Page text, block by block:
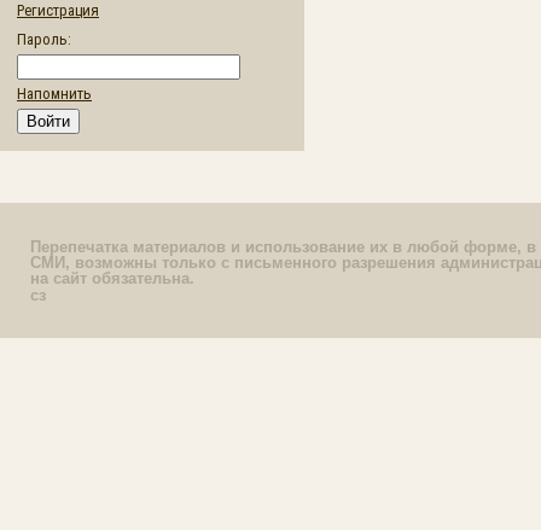
Регистрация
Пароль:
Напомнить
Перепечатка материалов и использование их в любой форме,
СМИ, возможны только с письменного разрешения
на сайт обязательна.
сз